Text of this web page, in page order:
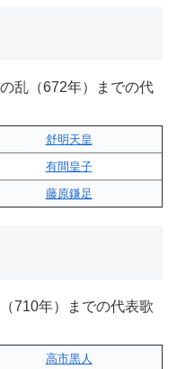
乱（672年）までの代
舒明天皇
有間皇子
藤原鎌足
710年）までの代表歌
高市黒人